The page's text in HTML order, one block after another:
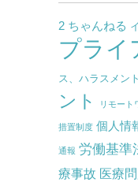
2 ちゃんねる
プライ
ス、ハラスメント
ント
リモート
措置制度 個人情
通報 労働基準
療事故 医療